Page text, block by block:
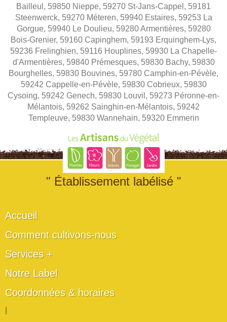
Bailleul, 59850 Nieppe, 59270 St-Jans-Cappel, 59181
Steenwerck, 59270 Méteren, 59940 Estaires, 59253 La
Gorgue, 59940 Le Doulieu, 59280 Armentières, 59280
Bois-Grenier, 59160 Capinghem, 59193 Erquinghem-Lys,
59236 Frelinghien, 59116 Houplines, 59930 La Chapelle-
d'Armentières, 59840 Prémesques, 59830 Bachy, 59830
Bourghelles, 59830 Bouvines, 59780 Camphin-en-Pévèle,
59242 Cappelle-en-Pévèle, 59830 Cobrieux, 59830
Cysoing, 59242 Genech, 59830 Louvil, 59273 Péronne-en-
Mélantois, 59262 Sainghin-en-Mélantois, 59242
Templeuve, 59830 Wannehain, 59320 Emmerin
" Établissement labélisé "
Accueil
Comment cultivons-nous
Services +
Notre Label
Coordonnées & horaires